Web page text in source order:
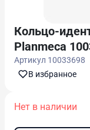
Кольцо-
Planmeca
Артикул 10033698
В избранноe
Нет в наличии